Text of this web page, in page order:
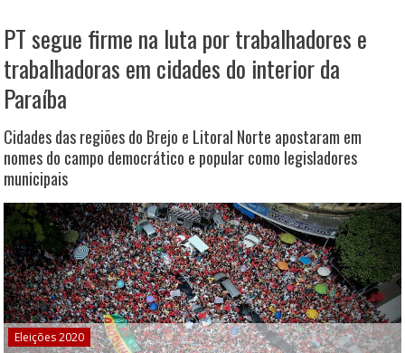
PT segue firme na luta por trabalhadores e
trabalhadoras em cidades do interior da
Paraíba
Cidades das regiões do Brejo e Litoral Norte apostaram em
nomes do campo democrático e popular como legisladores
municipais
Eleições 2020